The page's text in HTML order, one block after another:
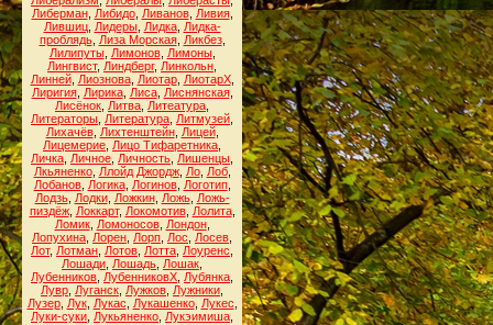
Либерман, Либидо, Ливанов, Ливия,
Лившиц, Лидеры, Лидка, Лидка-
проблядь, Лиза Морская, Ликбез,
Лилипуты, Лимонов, Лимоны,
Лингвист, Линдберг, Линкольн
Линней, Лиознова, Лиотар, ЛиотарХ,
Лиригия, Лирика, Лиса, Лиснянская,
Лисёнок Литва Литеатура
Литераторы Литература Литмузей
Лихачёв, Лихтенштейн, Лицей,
Лицемерие Лицо Тифаретника
Личка Личное Личность Лишенцы
Лкьяненко, Ллойд Джордж, Ло, Лоб,
Лобанов, Логика, Логинов, Логотип,
Лодзь, Лодки, Ложкин, Ложь, Ложь-
пиздёж, Локкарт, Локомотив, Лолита,
Ломик, Ломоносов, Лондон,
Лопухина Лорен Лорп Лос Лосев
Лот, Лотман Лотов Лотта Лоуренс
Лошади Лошадь Лошак
Лубенников ЛубенниковХ Лубянка
Лувр Луганск Лужков Лужники
Лузер, Лук, Лукас Лукашенко, Лукес
Луки-суки Лукьяненко Лукэимиша